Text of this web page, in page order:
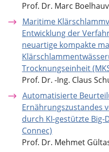
Prof. Dr. Marc
Maritime
Entwicklung der
neuartige kompakte
Trocknungseinheit
Prof. Dr. -Ing. Claus
Automatisierte
Ernährungszustandes
durch KI-gestützte Big-
Connec)
Prof. Dr. Mehmet